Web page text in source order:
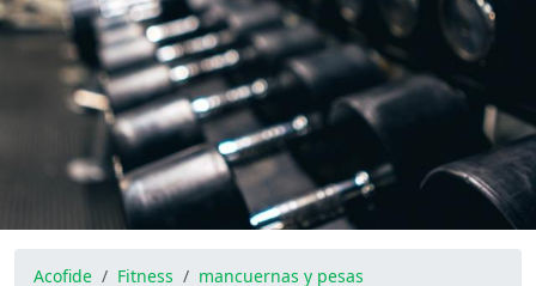
Acofide Fitness
mancuernas y pesas